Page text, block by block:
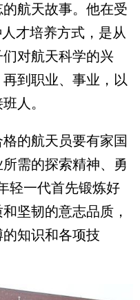
航天故事。他在受
才培养方式，是从
对航天科学的兴
到职业、事业，以
人。
的航天员要有家国
需的探索精神、勇
轻一代首先锻炼好
坚韧的意志品质，
知识和各项技